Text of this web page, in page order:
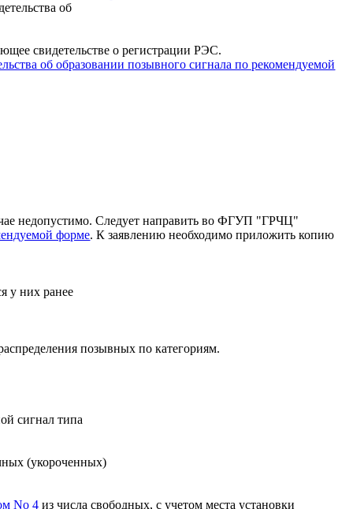
об
свидетельстве о регистрации РЭС.
об образовании позывного сигнала по рекомендуемой
недопустимо. Следует направить во ФГУП "ГРЧЦ"
форме. К заявлению необходимо приложить копию
у них ранее
позывных по категориям.
сигнал типа
(укороченных)
No 4 из числа свободных, с учетом места установки